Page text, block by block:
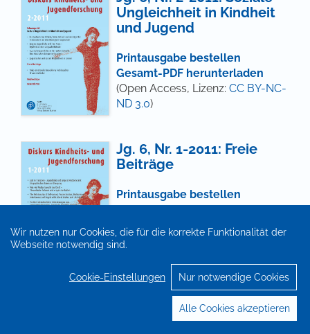
Wir nutzen nur Cookies, die für die korrekte Funktionalität der
Webseite notwendig sind.
Cookie-Einstellungen Nur notwendige Cookies
Alle Cookies akzeptieren
Ungleichheit in Kindheit
und Jugend
Printausgabe bestellen
Gesamt-PDF herunterladen
(Open Access, Lizenz: CC BY-NC-
ND 3.0)
Jg. 6, Nr. 1-2011: Freie
Beiträge
Printausgabe bestellen
Gesamt-PDF herunterladen
(Open Access, Lizenz:
CC BY-NC-
ND 3.0
Jg. 5, Nr. 4-2010:
Kooperation von